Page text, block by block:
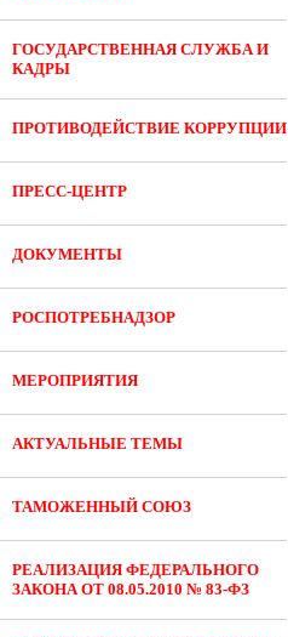
ГОСУДАРСТВЕННАЯ СЛУЖБА И
КАДРЫ
ПРОТИВОДЕЙСТВИЕ КОРРУПЦИИ
ПРЕСС-ЦЕНТР
ДОКУМЕНТЫ
РОСПОТРЕБНАДЗОР
МЕРОПРИЯТИЯ
АКТУАЛЬНЫЕ ТЕМЫ
ТАМОЖЕННЫЙ СОЮЗ
РЕАЛИЗАЦИЯ ФЕДЕРАЛЬНОГО
ЗАКОНА ОТ 08.05.2010 № 83-ФЗ